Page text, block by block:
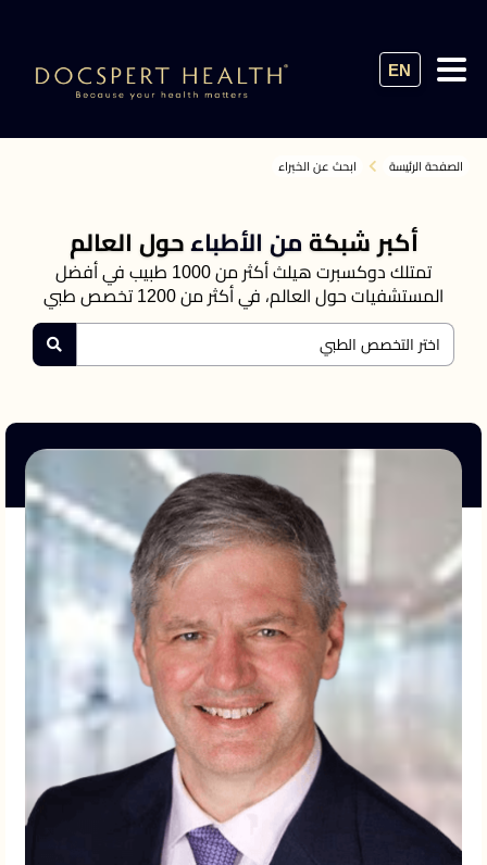
EN
الصفحة الرئيسة ابحث عن الخبراء
أكبر شبكة من الأطباء حول العالم
تمتلك دوكسبرت هيلث أكثر من 1000 طبيب في أفضل
المستشفيات حول العالم، في أكثر من 1200 تخصص طبي